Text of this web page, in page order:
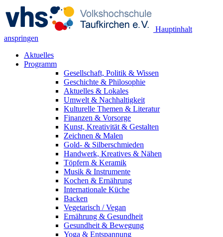
Hauptinhalt
anspringen
Aktuelles
Programm
Gesellschaft, Politik & Wissen
Geschichte & Philosophie
Aktuelles & Lokales
Umwelt & Nachhaltigkeit
Kulturelle Themen & Literatur
Finanzen & Vorsorge
Kunst, Kreativität & Gestalten
Zeichnen & Malen
Gold- & Silberschmieden
Handwerk, Kreatives & Nähen
Töpfern & Keramik
Musik & Instrumente
Kochen & Ernährung
Internationale Küche
Backen
Vegetarisch / Vegan
Ernährung & Gesundheit
Gesundheit & Bewegung
Yoga & Entspannung